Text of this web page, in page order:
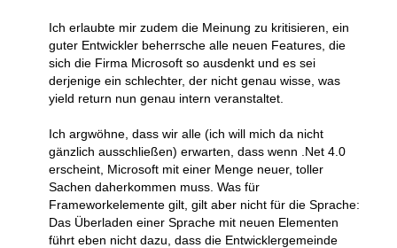
Ich erlaubte mir zudem die Meinung zu kritisieren, ein
guter Entwickler beherrsche alle neuen Features, die
sich die Firma Microsoft so ausdenkt und es sei
derjenige ein schlechter, der nicht genau wisse, was
yield return nun genau intern veranstaltet.
Ich argwöhne, dass wir alle (ich will mich da nicht
gänzlich ausschließen) erwarten, dass wenn .Net 4.0
erscheint, Microsoft mit einer Menge neuer, toller
Sachen daherkommen muss. Was für
Frameworkelemente gilt, gilt aber nicht für die Sprache:
Das Überladen einer Sprache mit neuen Elementen
führt eben nicht dazu, dass die Entwicklergemeinde